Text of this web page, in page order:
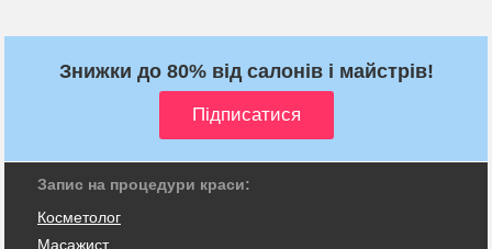
Знижки до 80% від салонів і майстрів!
Запис на процедури краси:
Косметолог
Масажист